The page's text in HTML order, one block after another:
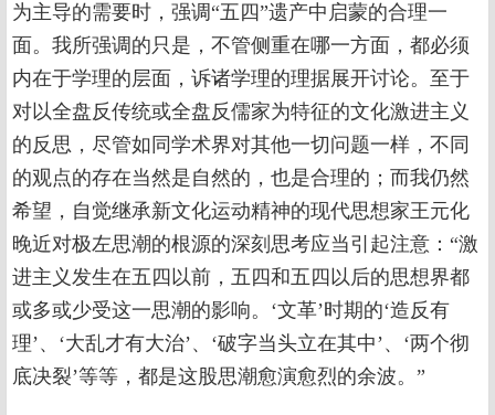
为主导的需要时，强调“五四”遗产中启蒙的合理一
面。我所强调的只是，不管侧重在哪一方面，都必须
内在于学理的层面，诉诸学理的理据展开讨论。至于
对以全盘反传统或全盘反儒家为特征的文化激进主义
的反思，尽管如同学术界对其他一切问题一样，不同
的观点的存在当然是自然的，也是合理的；而我仍然
希望，自觉继承新文化运动精神的现代思想家王元化
晚近对极左思潮的根源的深刻思考应当引起注意：“激
进主义发生在五四以前，五四和五四以后的思想界都
或多或少受这一思潮的影响。‘文革’时期的‘造反有
理’、‘大乱才有大治’、‘破字当头立在其中’、‘两个彻
底决裂’等等，都是这股思潮愈演愈烈的余波。”